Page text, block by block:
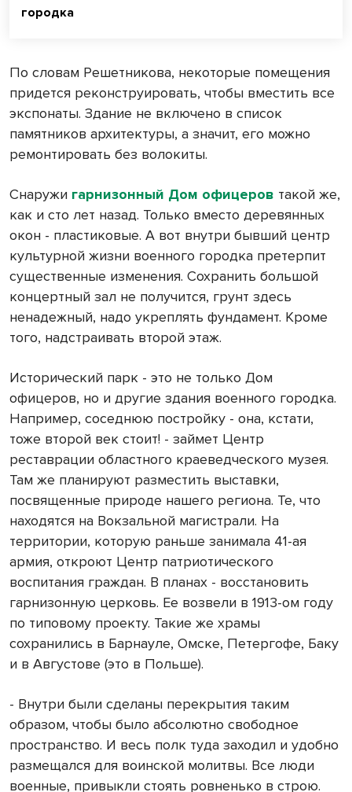
городка
По словам Решетникова, некоторые помещения
придется реконструировать, чтобы вместить все
экспонаты. Здание не включено в список
памятников архитектуры, а значит, его можно
ремонтировать без волокиты.
Снаружи гарнизонный Дом офицеров такой же,
как и сто лет назад. Только вместо деревянных
окон - пластиковые. А вот внутри бывший центр
культурной жизни военного городка претерпит
существенные изменения. Сохранить большой
концертный зал не получится, грунт здесь
ненадежный, надо укреплять фундамент. Кроме
того, надстраивать второй этаж.
Исторический парк - это не только Дом
офицеров, но и другие здания военного городка.
Например, соседнюю постройку - она, кстати,
тоже второй век стоит! - займет Центр
реставрации областного краеведческого музея.
Там же планируют разместить выставки,
посвященные природе нашего региона. Те, что
находятся на Вокзальной магистрали. На
территории, которую раньше занимала 41-ая
армия, откроют Центр патриотического
воспитания граждан. В планах - восстановить
гарнизонную церковь. Ее возвели в 1913-ом году
по типовому проекту. Такие же храмы
сохранились в Барнауле, Омске, Петергофе, Баку
и в Августове (это в Польше).
- Внутри были сделаны перекрытия таким
образом, чтобы было абсолютно свободное
пространство. И весь полк туда заходил и удобно
размещался для воинской молитвы. Все люди
военные, привыкли стоять ровненько в строю.